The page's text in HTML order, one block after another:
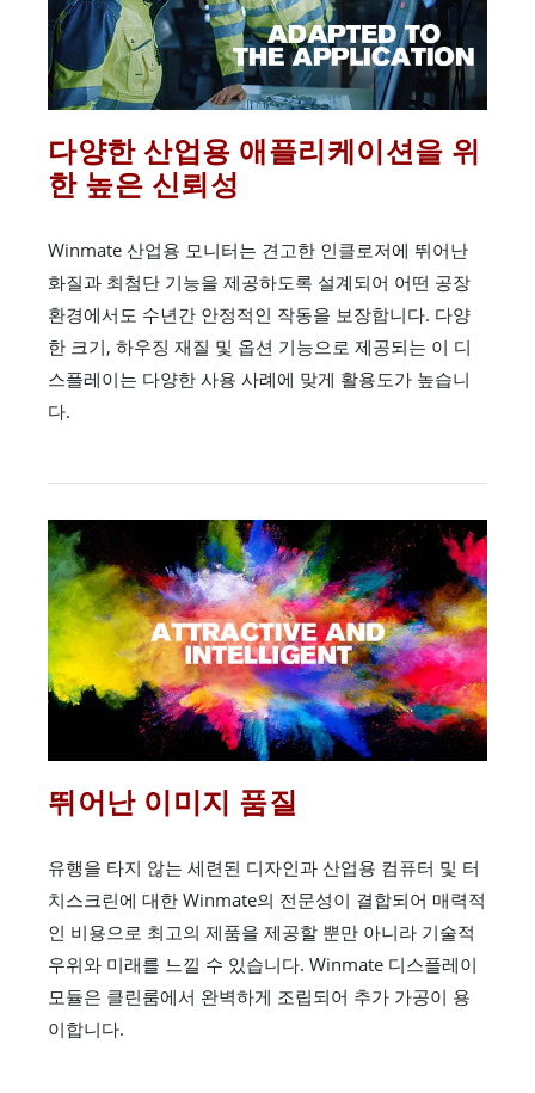
다양한 산업용 애플리케이션을 위
한 높은 신뢰성
Winmate 산업용 모니터는 견고한 인클로저에 뛰어난
화질과 최첨단 기능을 제공하도록 설계되어 어떤 공장
환경에서도 수년간 안정적인 작동을 보장합니다. 다양
한 크기, 하우징 재질 및 옵션 기능으로 제공되는 이 디
스플레이는 다양한 사용 사례에 맞게 활용도가 높습니
다.
뛰어난 이미지 품질
유행을 타지 않는 세련된 디자인과 산업용 컴퓨터 및 터
치스크린에 대한 Winmate의 전문성이 결합되어 매력적
인 비용으로 최고의 제품을 제공할 뿐만 아니라 기술적
우위와 미래를 느낄 수 있습니다. Winmate 디스플레이
모듈은 클린룸에서 완벽하게 조립되어 추가 가공이 용
이합니다.